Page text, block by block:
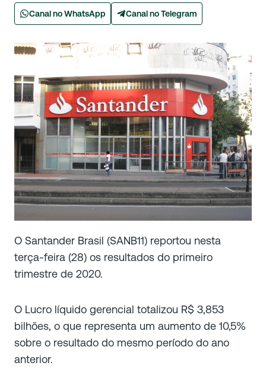
Canal no WhatsApp Canal no Telegram
O Santander Brasil (SANB11) reportou nesta
terça-feira (28) os resultados do primeiro
trimestre de 2020.
O Lucro líquido gerencial totalizou R$ 3,853
bilhões, o que representa um aumento de 10,5%
sobre o resultado do mesmo período do ano
anterior.